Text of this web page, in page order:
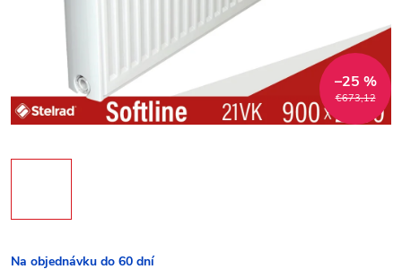
€673,12
–25 %
Na objednávku do 60 dní